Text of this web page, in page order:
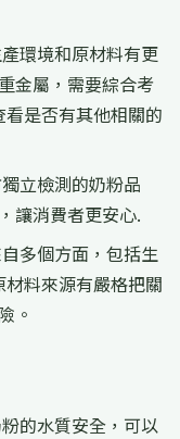
環境和原材料有更
金屬，需要綜合考
是否有其他相關的
立檢測的奶粉品
讓消費者更安心.
多個方面，包括生
料來源有嚴格把關
。
粉的水質安全，可以